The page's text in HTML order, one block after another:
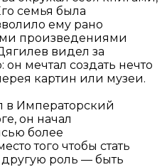
семья была
ему рано
произведениями
видел за
мечтал создать нечто
картин или музеи.
в Императорский
он начал
более
того чтобы стать
роль — быть